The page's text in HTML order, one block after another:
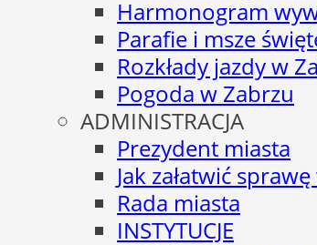
Harmonogram
Parafie i msze
Rozkłady jazdy w
Pogoda w Zabrzu
ADMINISTRACJA
Prezydent miasta
Jak załatwić
Rada miasta
INSTYTUCJE